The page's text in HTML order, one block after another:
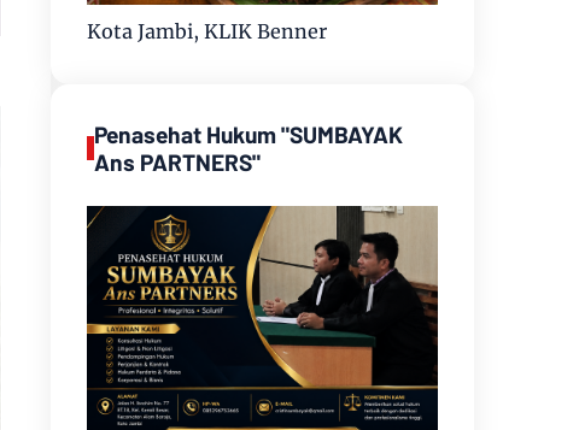
Kota Jambi, KLIK Benner
Penasehat Hukum "SUMBAYAK
Ans PARTNERS"